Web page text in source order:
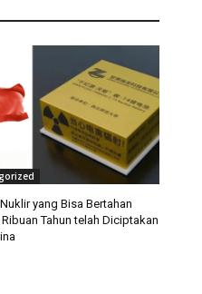
yang Bisa Bertahan
Tahun telah Diciptakan